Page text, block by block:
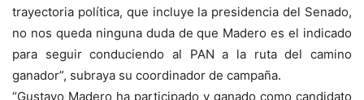
trayectoria política, que incluye la presidencia del Senado,
no nos queda ninguna duda de que Madero es el indicado
para seguir conduciendo al PAN a la ruta del camino
ganador”, subraya su coordinador de campaña.
“Gustavo Madero ha participado y ganado como candidato